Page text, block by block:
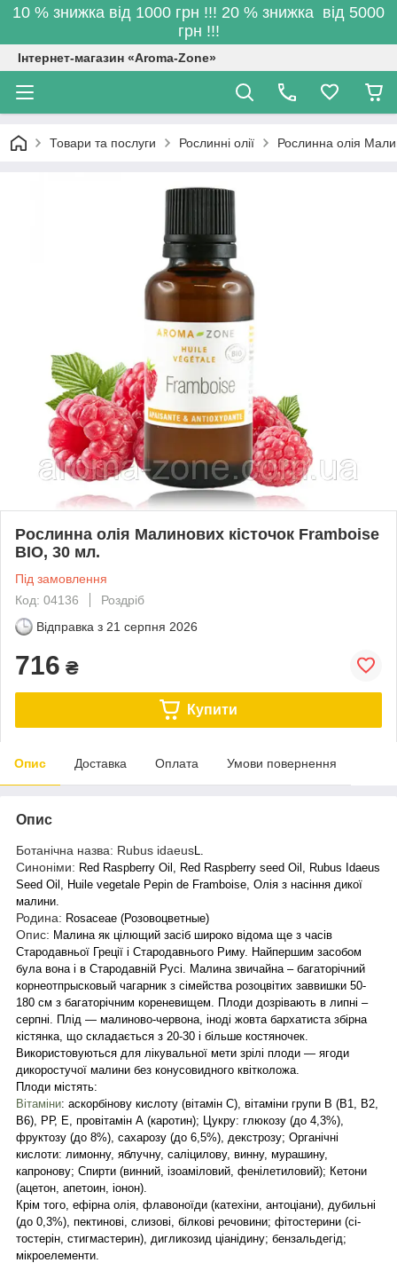
10 % знижка від 1000 грн !!! 20 % знижка від 5000
грн !!!
Інтернет-магазин «Aroma-Zone»
Товари та послуги Рослинні олії Рослинна олія
Рослинна олія Малинових кісточок Framboise
BIO, 30 мл.
Під замовлення
Код: 04136
Роздріб
Відправка з 21 серпня 2026
716 ₴
Купити
Опис Доставка Оплата Умови повернення
Опис
Ботанічна назва: Rubus idaeus
Синоніми: Red Raspberry Oil, Red Raspberry seed Oil, Rubus Idaeus
Seed Oil, Huile vegetale Pepin de Framboise, Олія з насіння дикої
малини.
Родина: Rosaceae (Розовоцветные)
Опис: Малина як цілющий засіб широко відома ще з часів
Стародавньої Греції і Стародавнього Риму. Найпершим засобом
була вона і в Стародавній Русі. Малина звичайна – багаторічний
корнеотпрысковый чагарник з сімейства розоцвітих заввишки 50-
180 см з багаторічним кореневищем. Плоди дозрівають в липні –
серпні. Плід — малиново-червона, іноді жовта бархатиста збірна
кістянка, що складається з 20-30 і більше костяночек.
Використовуються для лікувальної мети зрілі плоди ― ягоди
дикоростучої малини без конусовидного квітколожа.
Плоди містять:
Вітаміни: аскорбінову кислоту (вітамін С), вітаміни групи В (В1, В2,
В6), РР, Е, провітамін А (каротин); Цукру: глюкозу (до 4,3%),
фруктозу (до 8%), сахарозу (до 6,5%), декстрозу; Органічні
кислоти: лимонну, яблучну, саліцилову, винну, мурашину,
капронову; Спирти (винний, ізоаміловий, фенілетиловий); Кетони
(ацетон, апетоин, іонон).
Крім того, ефірна олія, флавоноїди (катехіни, антоціани), дубильні
(до 0,3%), пектинові, слизові, білкові речовини; фітостерини (сі-
тостерін, стигмастерин), дигликозид ціанідину; бензальдегід;
мікроелементи.